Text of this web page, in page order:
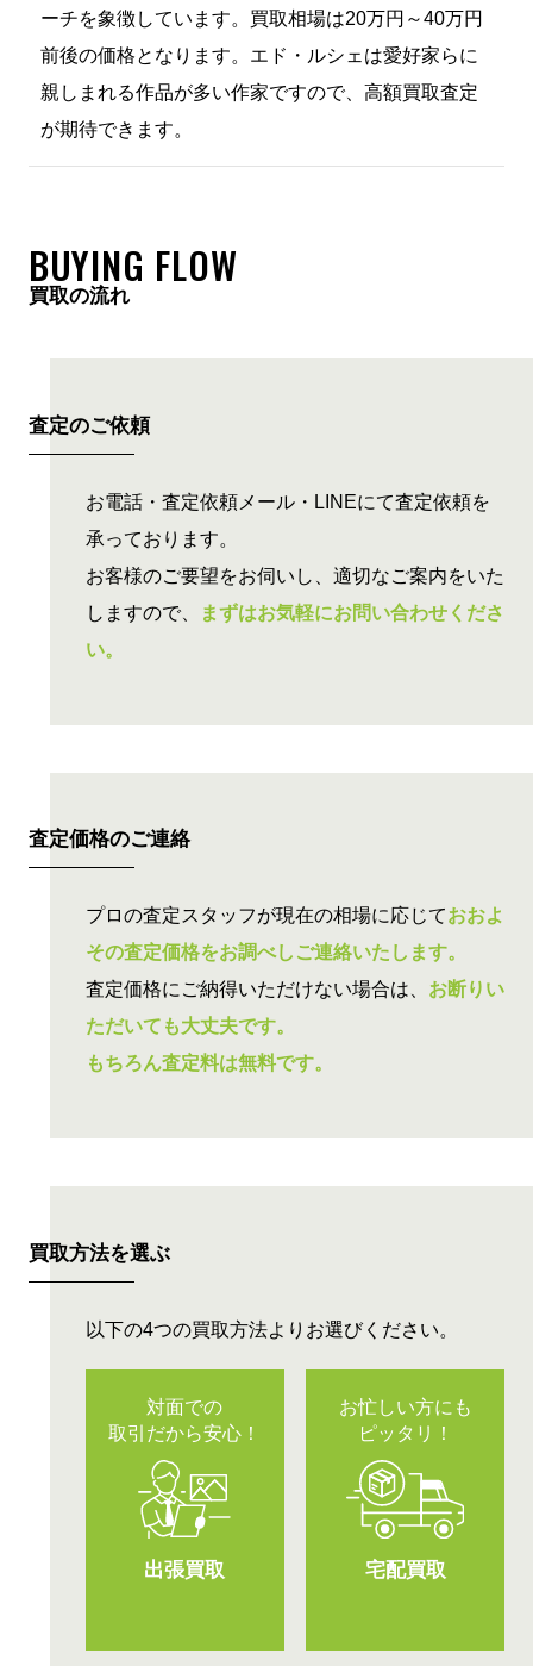
ーチを象徴しています。買取相場は20万円～40万円
前後の価格となります。エド・ルシェは愛好家らに
親しまれる作品が多い作家ですので、高額買取査定
が期待できます。
BUYING FLOW
買取の流れ
査定のご依頼
お電話・査定依頼メール・LINEにて査定依頼を
承っております。
お客様のご要望をお伺いし、適切なご案内をいた
しますので、
まずはお気軽にお問い合わせくださ
い。
査定価格のご連絡
プロの査定スタッフが現在の相場に応じておおよ
その査定価格をお調べしご連絡いたします。
査定価格にご納得いただけない場合は、 お断りい
ただいても大丈夫です。
もちろん査定料は無料です。
買取方法を選ぶ
以下の4つの買取方法よりお選びください。
対面での
取引だから安心！
出張買取
お忙しい方にも
ピッタリ！
宅配買取